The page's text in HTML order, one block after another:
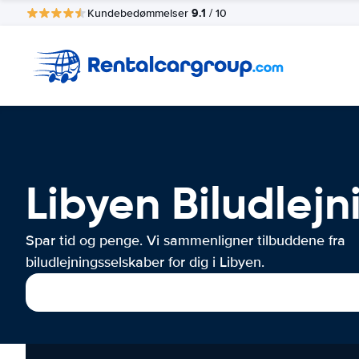
Kundebedømmelser 9.1 / 10
Libyen
Spar tid og penge. Vi sammenligner tilbuddene fra
biludlejningsselskaber for dig i Libyen.